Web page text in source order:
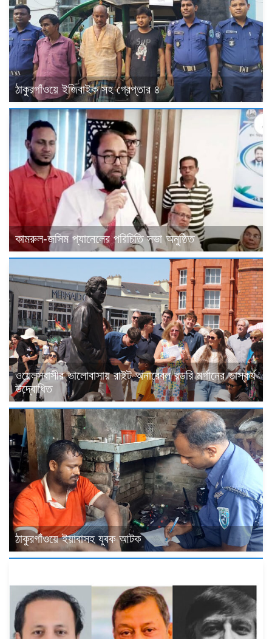
ঠাকুরগাঁওয়ে ইজিবাইক সহ গ্রেপ্তার ৪
কামরুল-জসিম প্যানেলের পরিচিতি সভা অনুষ্ঠিত
ওয়েলসবাসীর ভালোবাসায় রাইট অনারেবল রডরি মর্গানের ভাস্কর্য
উদ্বোধিত
ঠাকুরগাঁওয়ে ইয়াবাসহ যুবক আটক